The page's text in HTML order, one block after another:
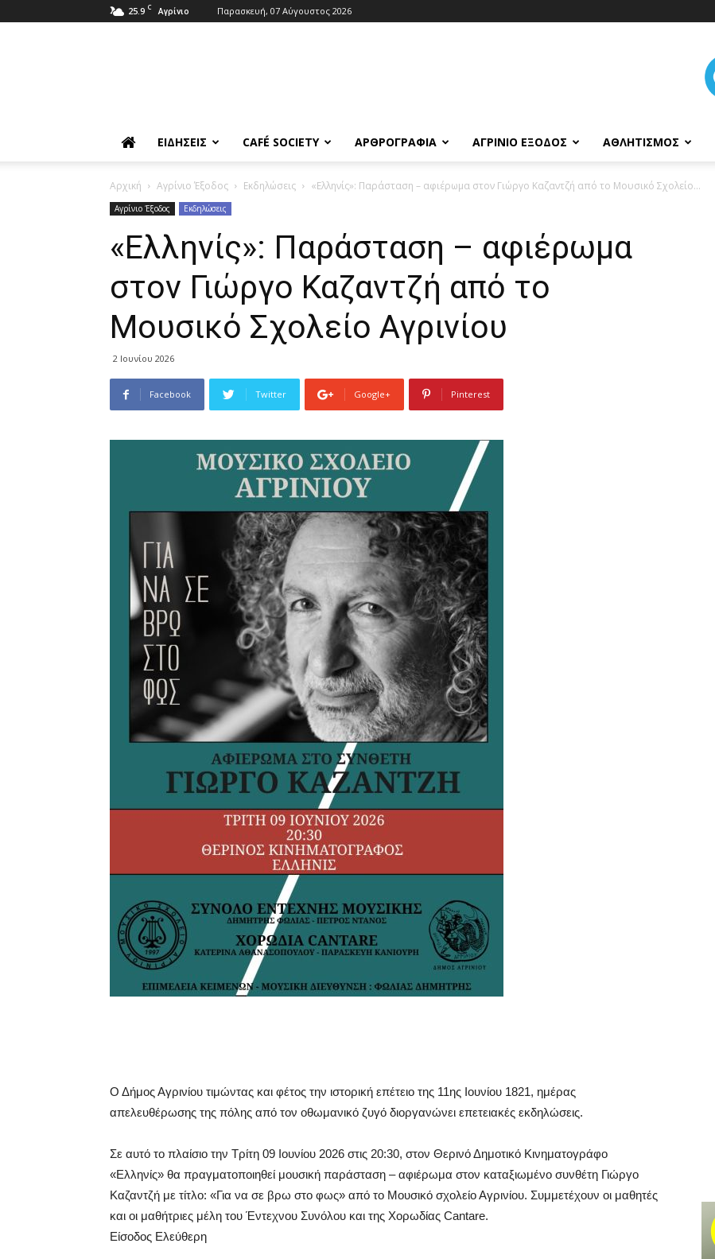
25.9 C Αγρίνιο Παρασκευή, 07 Αύγουστος 2026
ΕΙΔΉΣΕΙΣ CAFÉ SOCIETY ΑΡΘΡΟΓΡΑΦΊΑ ΑΓΡΊΝΙΟ ΈΞΟΔΟΣ ΑΘΛΗΤΙΣΜΌΣ
Αρχική Αγρίνιο Έξοδος Εκδηλώσεις «Ελληνίς»: Παράσταση – αφιέρωμα στον Γιώργο Καζαντζή από το Μουσικό Σχολείο...
Αγρίνιο Έξοδος Εκδηλώσεις
«Ελληνίς»: Παράσταση – αφιέρωμα
στον Γιώργο Καζαντζή από το
Μουσικό Σχολείο Αγρινίου
2 Ιουνίου 2026
Facebook Twitter Google+ Pinterest
Ο Δήμος Αγρινίου τιμώντας και φέτος την ιστορική επέτειο της 11ης Ιουνίου 1821, ημέρας
απελευθέρωσης της πόλης από τον οθωμανικό ζυγό διοργανώνει επετειακές εκδηλώσεις.
Σε αυτό το πλαίσιο την Τρίτη 09 Ιουνίου 2026 στις 20:30, στον Θερινό Δημοτικό Κινηματογράφο
«Ελληνίς» θα πραγματοποιηθεί μουσική παράσταση – αφιέρωμα στον καταξιωμένο συνθέτη Γιώργο
Καζαντζή με τίτλο: «Για να σε βρω στο φως» από το Μουσικό σχολείο Αγρινίου. Συμμετέχουν οι μαθητές
και οι μαθήτριες μέλη του Έντεχνου Συνόλου και της Χορωδίας Cantare.
Είσοδος Ελεύθερη